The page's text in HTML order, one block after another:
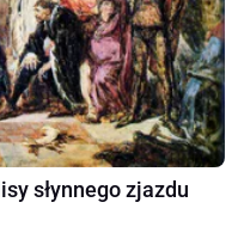
słynnego zjazdu